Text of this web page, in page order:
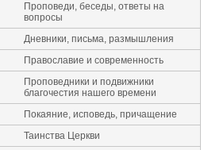
Проповеди, беседы, ответы на
вопросы
Дневники, письма, размышления
Православие и современность
Проповедники и подвижники
благочестия нашего времени
Покаяние, исповедь, причащение
Таинства Церкви